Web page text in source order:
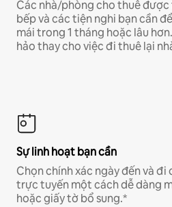
Các nhà/phòng cho thuê được
bếp và các tiện nghi bạn cần
mái trong 1 tháng hoặc lâu
hảo thay cho việc đi thuê lại
Sự linh hoạt bạn cần
Chọn chính xác ngày đến và
trực tuyến một cách dễ dàng
hoặc giấy tờ bổ sung.*